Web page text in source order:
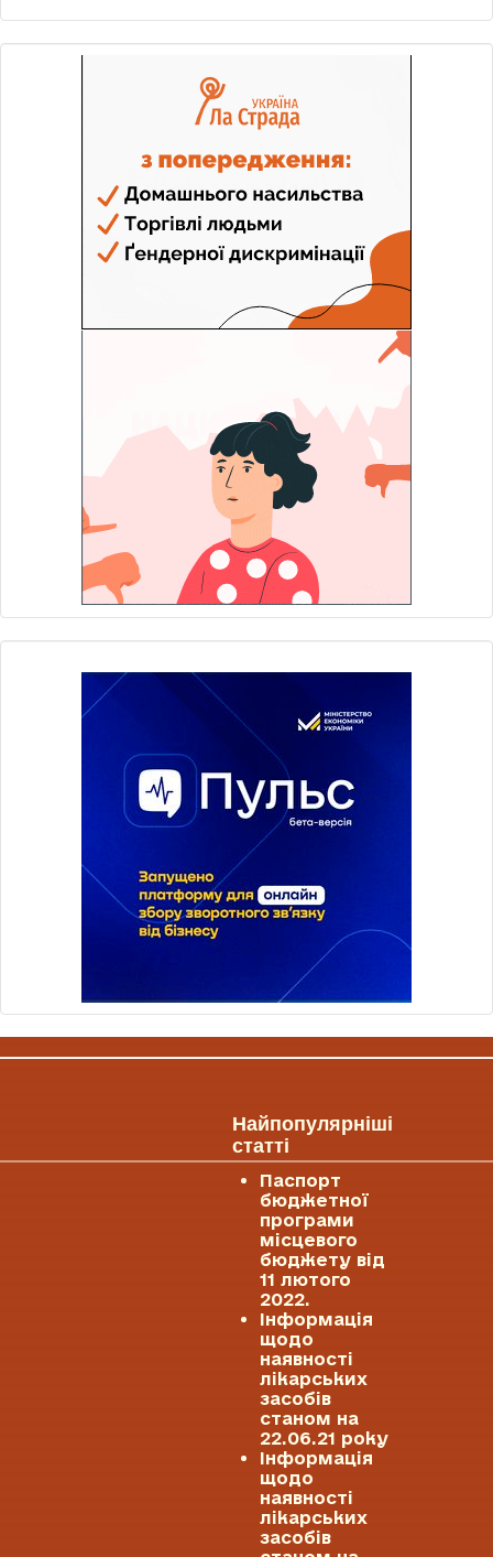
Найпопулярніші
статті
Паспорт
бюджетної
програми
місцевого
бюджету від
11 лютого
2022.
Інформація
щодо
наявності
лікарських
засобів
станом на
22.06.21 року
Інформація
щодо
наявності
лікарських
засобів